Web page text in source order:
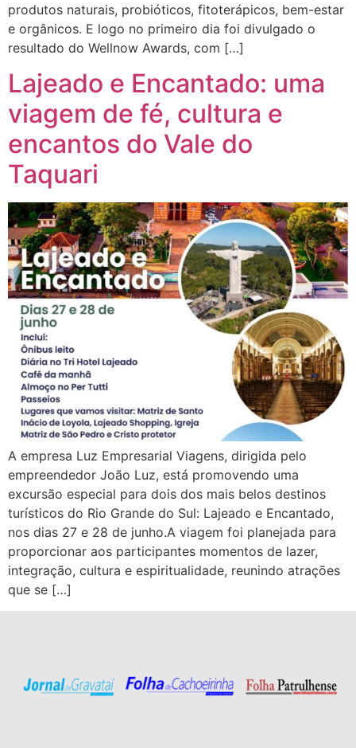
produtos naturais, probióticos, fitoterápicos, bem-estar
e orgânicos. E logo no primeiro dia foi divulgado o
resultado do Wellnow Awards, com […]
Lajeado e Encantado: uma
viagem de fé, cultura e
encantos do Vale do
Taquari
A empresa Luz Empresarial Viagens, dirigida pelo
empreendedor João Luz, está promovendo uma
excursão especial para dois dos mais belos destinos
turísticos do Rio Grande do Sul: Lajeado e Encantado,
nos dias 27 e 28 de junho.A viagem foi planejada para
proporcionar aos participantes momentos de lazer,
integração, cultura e espiritualidade, reunindo atrações
que se […]